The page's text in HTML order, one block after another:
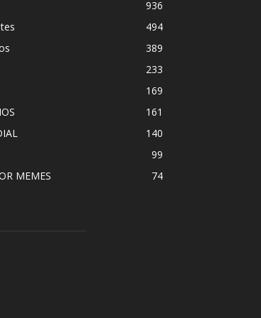
936
494
389
233
169
161
140
99
MEMES
74